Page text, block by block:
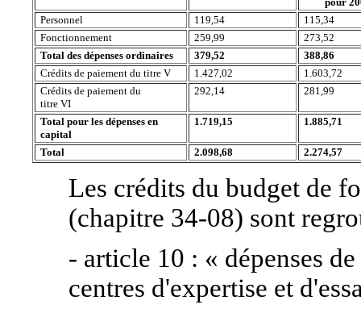
Personnel
119,54
115,34
Fonctionnement
259,99
273,52
Total des dépenses ordinaires
379,52
388,86
Crédits de paiement du titre V
1.427,02
1.603,72
Crédits de paiement du
titre VI
292,14 281,99
Total pour les dépenses en
capital
1.719,15 1.885,71
Total 2.098,68 2.274,57
Les crédits du budget de
(chapitre 34-08) sont
- article 10 : « dépenses
centres d'expertise et